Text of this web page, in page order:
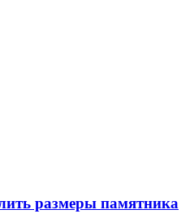
размеры памятника